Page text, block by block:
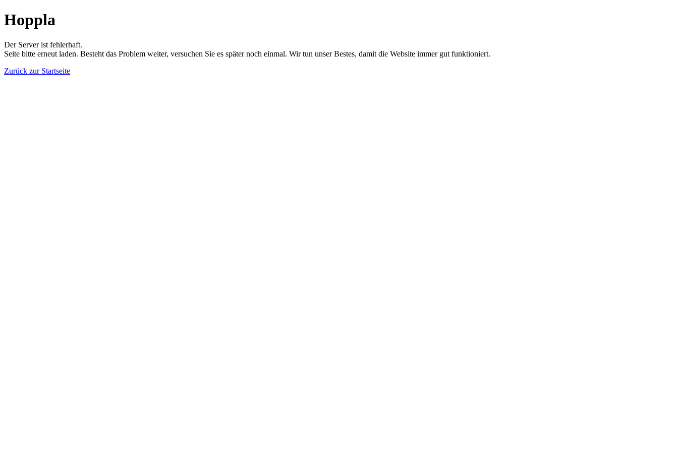
Hoppla
Der Server ist fehlerhaft.
Seite bitte erneut laden. Besteht das Problem weiter, versuchen Sie es später noch einmal. Wir tun unser Bestes, damit die Website immer gut funktioniert.
Zurück zur Startseite